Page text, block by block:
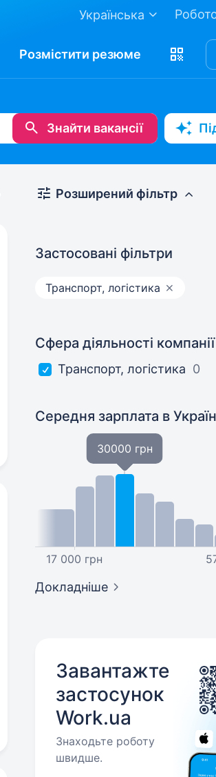
Українська
Розмістити резюме
Знайти вакансії
Розширений фільтр
Застосовані фільтри
Транспорт, логістика
Сфера діяльності компанії
Транспорт, логістика 0
Середня зарплата в
17 000 грн
30000 грн
Докладніше
Завантажте
застосунок
Work.ua
Знаходьте роботу
швидше.